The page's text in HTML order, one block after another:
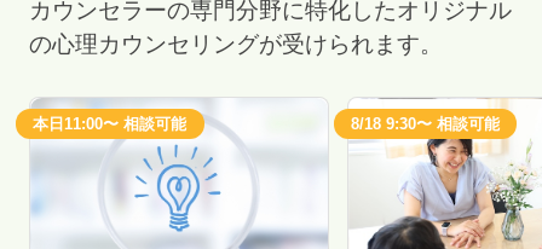
カウンセラーの専門分野に特化したオリジナル
の心理カウンセリングが受けられます。
本日11:00〜 相談可能 8/18 9:30〜 相談可能